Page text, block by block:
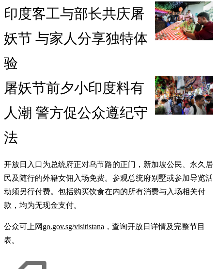
印度客工与部长共庆屠
妖节 与家人分享独特体
验
屠妖节前夕小印度料有
人潮 警方促公众遵纪守
法
开放日入口为总统府正对乌节路的正门，新加坡公民、永久居
民及随行的外籍女佣入场免费。参观总统府别墅或参加导览活
动须另行付费。包括购买饮食在内的所有消费与入场相关付
款，均为无现金支付。
公众可上网 go.gov.sg/visitistana ，查询开放日详情及完整节目
表。